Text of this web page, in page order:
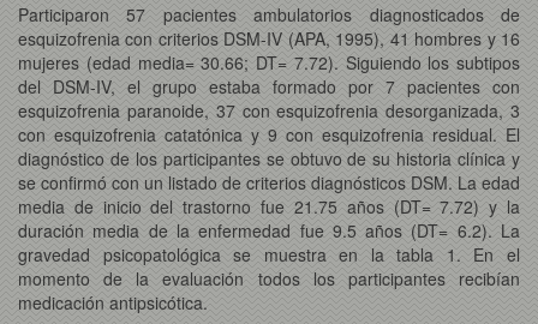
Participaron 57 pacientes ambulatorios diagnosticados de
esquizofrenia con criterios DSM-IV (APA, 1995), 41 hombres y 16
mujeres (edad media= 30.66; DT= 7.72). Siguiendo los subtipos
del DSM-IV, el grupo estaba formado por 7 pacientes con
esquizofrenia paranoide, 37 con esquizofrenia desorganizada, 3
con esquizofrenia catatónica y 9 con esquizofrenia residual. El
diagnóstico de los participantes se obtuvo de su historia clínica y
se confirmó con un listado de criterios diagnósticos DSM. La edad
media de inicio del trastorno fue 21.75 años (DT= 7.72) y la
duración media de la enfermedad fue 9.5 años (DT= 6.2). La
gravedad psicopatológica se muestra en la tabla 1. En el
momento de la evaluación todos los participantes recibían
medicación antipsicótica.